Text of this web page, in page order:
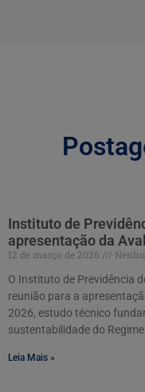
Instituto de
apresentação da
12 de março de 2026
O Instituto de Previdência
reunião para a
2026, estudo técnico
sustentabilidade do Regime
Leia Mais »